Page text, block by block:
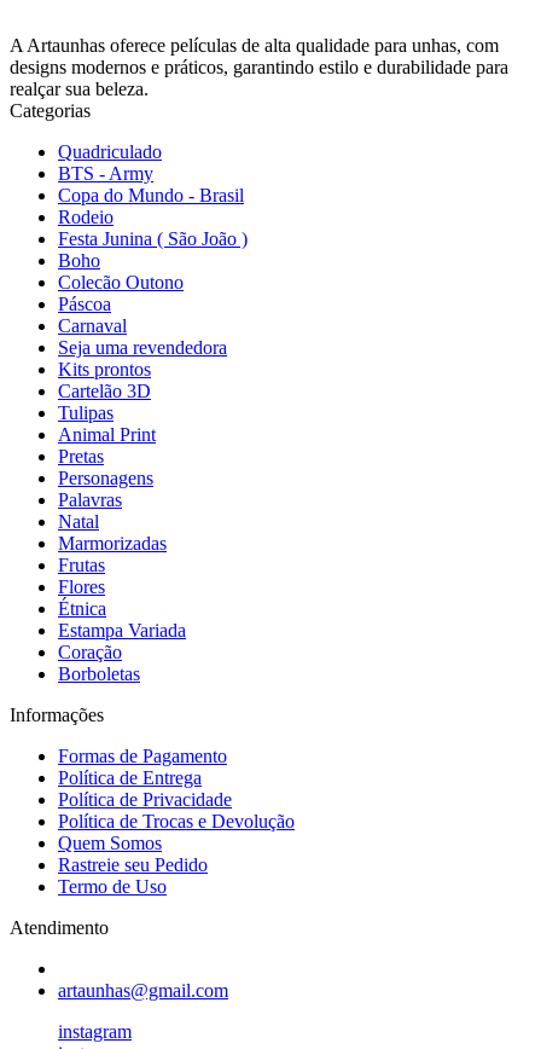
A Artaunhas oferece películas de alta qualidade para unhas, com
designs modernos e práticos, garantindo estilo e durabilidade para
realçar sua beleza.
Categorias
Quadriculado
BTS - Army
Copa do Mundo - Brasil
Rodeio
Festa Junina ( São João )
Boho
Colecão Outono
Páscoa
Carnaval
Seja uma revendedora
Kits prontos
Cartelão 3D
Tulipas
Animal Print
Pretas
Personagens
Palavras
Natal
Marmorizadas
Frutas
Flores
Étnica
Estampa Variada
Coração
Borboletas
Informações
Formas de Pagamento
Política de Entrega
Política de Privacidade
Política de Trocas e Devolução
Quem Somos
Rastreie seu Pedido
Termo de Uso
Atendimento
artaunhas@gmail.com
instagram